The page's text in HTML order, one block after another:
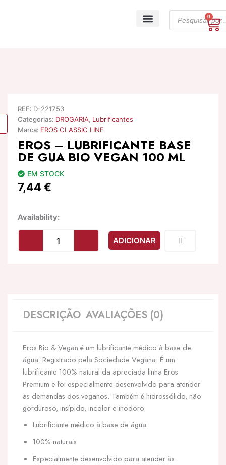
search
0
REF: D-221753
Categorias: DROGARIA, Lubrificantes
Marca: EROS CLASSIC LINE
EROS – LUBRIFICANTE BASE
DE GUA BIO VEGAN 100 ML
EM STOCK
7,44 €
Availability:Quantidade
EROS
100
ADICIONAR
DESCRIÇÃO AVALIAÇÕES (0)
Eros Bio & Vegan é um lubrificante médico à base de
água. Registrado pela Sociedade Vegana. É um
lubrificante 100% natural da apreciada linha Eros
Premium e foi especialmente desenvolvido para atender
às demandas dos veganos. Também é hidrossólido, não
gorduroso, insípido, incolor e inodoro.
Lubrificante médico à base de água.
100% naturais
Especialmente desenvolvido para atender às